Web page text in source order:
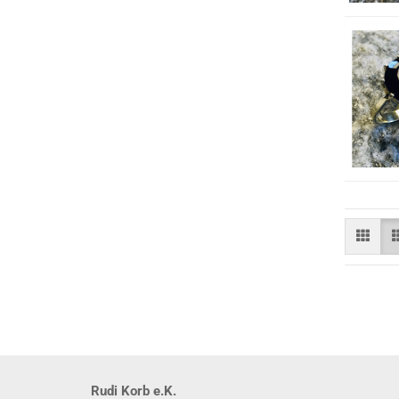
Rudi Korb e.K.